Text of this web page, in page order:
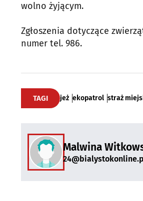
wolno żyjącym.
Zgłoszenia dotyczące
numer tel. 986.
TAGI jeż ekopatrol straż
Malwina